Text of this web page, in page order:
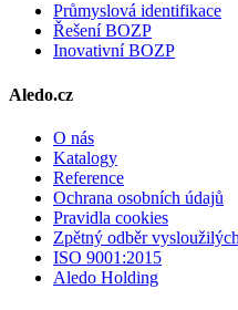
Průmyslová identifikace
Řešení BOZP
Inovativní BOZP
Aledo.cz
O nás
Katalogy
Reference
Ochrana osobních údajů
Pravidla cookies
Zpětný odběr
ISO 9001:2015
Aledo Holding